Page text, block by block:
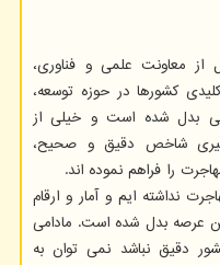
معاونت علمی و فناوری،
کشورها در حوزه توسعه،
بدل شده است و خیلی از
گیری شاخص دقیق و صحیح،
را فراهم نموده اند.
نداشته ایم و آمار و ارقام
عرصه بدل شده است. مادامی
دقیق نباشد نمی توان به